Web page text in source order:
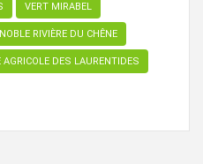
VERT MIRABEL
RIVIÈRE DU CHÊNE
AGRICOLE DES LAURENTIDES